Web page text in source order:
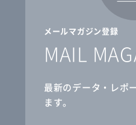
メールマガジン登録
MAIL
最新のデータ・レポ
ます。